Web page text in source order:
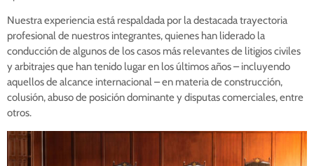
Nuestra experiencia está respaldada por la destacada trayectoria
profesional de nuestros integrantes, quienes han liderado la
conducción de algunos de los casos más relevantes de litigios civiles
y arbitrajes que han tenido lugar en los últimos años – incluyendo
aquellos de alcance internacional – en materia de construcción,
colusión, abuso de posición dominante y disputas comerciales, entre
otros.